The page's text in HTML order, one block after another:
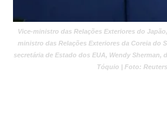
Vice-ministro das Relações Exteriores do
ministro das Relações Exteriores da Coreia do
secretária de Estado dos EUA, Wendy Sherman,
Tóquio | Foto: Reuters